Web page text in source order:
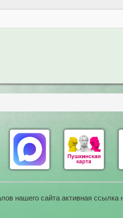
нашего сайта активная ссылка